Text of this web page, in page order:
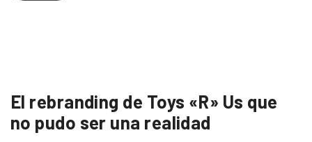
El rebranding de Toys «R» Us que
no pudo ser una realidad